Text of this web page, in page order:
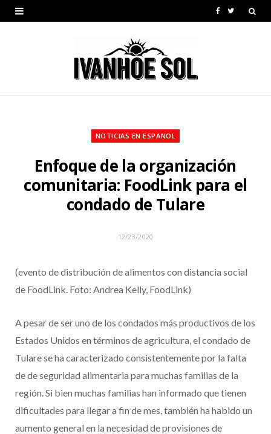
b
k
T
t
NOTICIAS EN ESPANOL
Enfoque de la organización
comunitaria: FoodLink para el
condado de Tulare
12/23/2020
(evento de distribución de alimentos con distancia social
de FoodLink. Foto: Andrea Kelly, FoodLink)
A pesar de ser uno de los condados más productivos de los
Estados Unidos en términos de agricultura, el condado de
Tulare se ha caracterizado consistentemente por la falta
de de seguridad alimentaria para muchas familias de la
región. Si bien muchas familias han informado que tienen
dificultades para llegar a fin de mes, también ha habido un
aumento general en la necesidad de provisiones de